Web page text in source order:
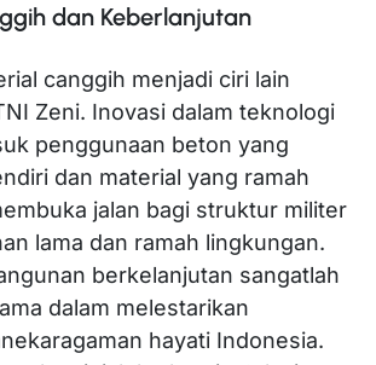
dan Keberlanjutan
canggih menjadi ciri lain
Zeni. Inovasi dalam teknologi
penggunaan beton yang
dan material yang ramah
jalan bagi struktur militer
lama dan ramah lingkungan.
berkelanjutan sangatlah
dalam melestarikan
hayati Indonesia.